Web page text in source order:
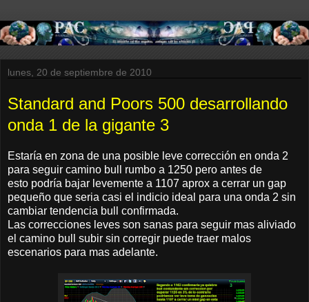
lunes, 20 de septiembre de 2010
Standard and Poors 500 desarrollando
onda 1 de la gigante 3
Estaría en zona de una posible leve corrección en onda 2
para seguir camino bull rumbo a 1250 pero antes de
esto podría bajar levemente a 1107 aprox a cerrar un gap
pequeño que seria casi el indicio ideal para una onda 2 sin
cambiar tendencia bull confirmada.
Las correcciones leves son sanas para seguir mas aliviado
el camino bull subir sin corregir puede traer malos
escenarios para mas adelante.